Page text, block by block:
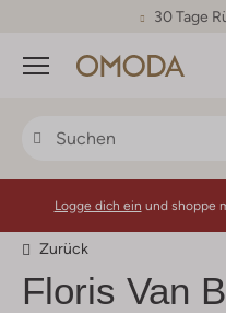
30 Tage
Menü
Logge dich ein und shoppe
Zurück
Floris Van